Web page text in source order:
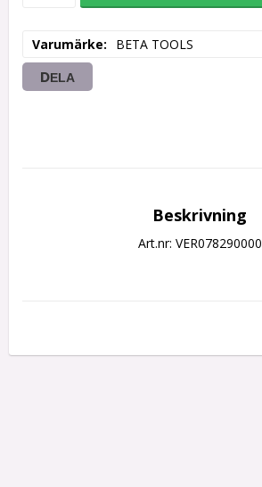
Varumärke BETA TOOLS
DELA
Beskrivning
Art.nr: VER078290000